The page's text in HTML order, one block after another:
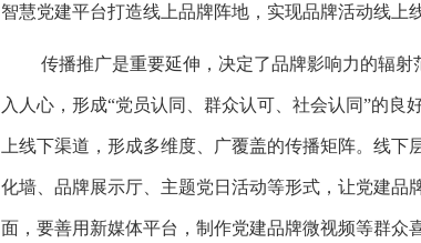
智慧党建平台打造线上品牌阵地，实现品牌活动线上
传播推广是重要延伸，决定了品牌影响力的辐
入人心，形成“党员认同、群众认可、社会认同”的良
上线下渠道，形成多维度、广覆盖的传播矩阵。线
化墙、品牌展示厅、主题党日活动等形式，让党建品
面，要善用新媒体平台，制作党建品牌微视频等群众